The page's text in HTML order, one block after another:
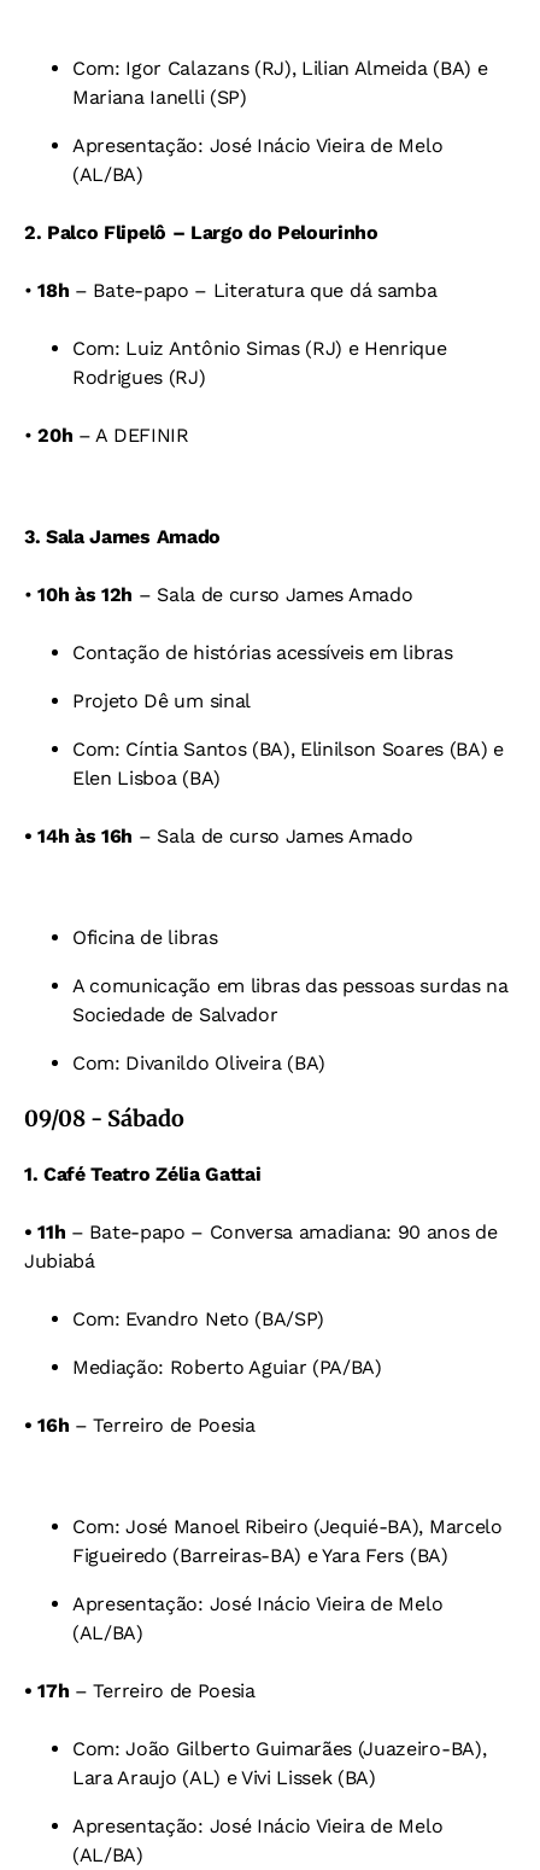
Com: Igor Calazans (RJ), Lilian Almeida (BA) e
Mariana Ianelli (SP)
Apresentação: José Inácio Vieira de Melo
(AL/BA)
2. Palco Flipelô – Largo do Pelourinho
•18h – Bate-papo – Literatura que dá samba
Com: Luiz Antônio Simas (RJ) e Henrique
Rodrigues (RJ)
•20h – A DEFINIR
3. Sala James Amado
•10h às 12h – Sala de curso James Amado
Contação de histórias acessíveis em libras
Projeto Dê um sinal
Com: Cíntia Santos (BA), Elinilson Soares (BA) e
Elen Lisboa (BA)
•14h às 16h – Sala de curso James Amado
Oficina de libras
A comunicação em libras das pessoas surdas na
Sociedade de Salvador
Com: Divanildo Oliveira (BA)
09/08 - Sábado
1. Café Teatro Zélia Gattai
•11h – Bate-papo – Conversa amadiana: 90 anos de
Jubiabá
Com: Evandro Neto (BA/SP)
Mediação: Roberto Aguiar (PA/BA)
•16h – Terreiro de Poesia
Com: José Manoel Ribeiro (Jequié-BA), Marcelo
Figueiredo (Barreiras-BA) eYara Fers (BA)
Apresentação: José Inácio Vieira de Melo
(AL/BA)
•17h – Terreiro de Poesia
Com: João Gilberto Guimarães (Juazeiro-BA),
Lara Araujo (AL) eVivi Lissek (BA)
Apresentação: José Inácio Vieira de Melo
(AL/BA)